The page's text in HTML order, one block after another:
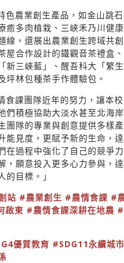
色農業創生產品，如金山跳
癒多肉植栽、三峽禾乃川健康
線，還展出農業創生跨域共創
屋合作設計的鐵觀音茶禮盒
新三峽藍」、醒吾科大「繁
坪林包種茶手作體驗包。
食課團隊近年的努力，讓本
們積極協助大淡水甚至北海
團隊的專業與創意提供多樣
能見度，更賦予新的生命，
在過程中強化了自己的競爭
，願意投入更多心力參與，
的目標。」
站 #農業創生 #農情食課 #
啟東 #農情食課深耕在地農
優質教育 #SDG11永續城